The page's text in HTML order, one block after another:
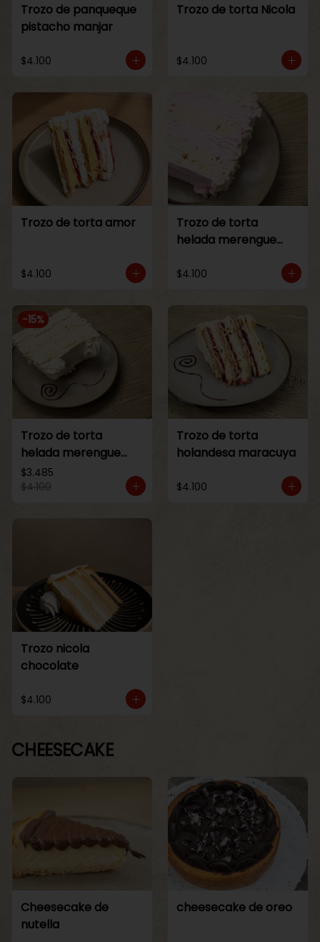
Trozo de panqueque
pistacho manjar
$4.100
Trozo de torta Nicola
$4.100
Trozo de torta amor
$4.100
Trozo de torta
helada merengue
$4.100
-15%
Trozo de torta
helada merengue
lucuma
$3.485
$4.100
Trozo de torta
holandesa maracuya
$4.100
Trozo nicola
chocolate
$4.100
CHEESECAKE
Cheesecake de
nutella
cheesecake de oreo